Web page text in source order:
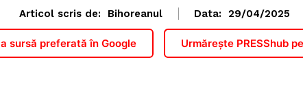
Articol scris de: Bihoreanul Data: 29/04/2025
sursă preferată în Google Urmărește PRESShub